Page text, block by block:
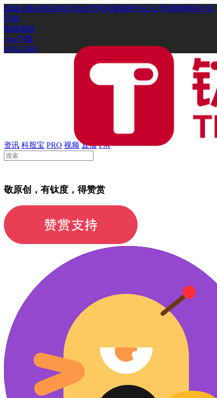
媒体企服创投咨询活动钛空时间集团时光公众号清朗网络行动
写稿
视频投稿
App下载
ENGLISH
资讯 科股宝 PRO 视频 直播 FM
敬原创，有钛度，得赞赏